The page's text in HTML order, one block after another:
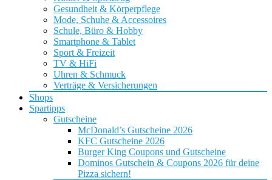
Gesundheit & Körperpflege
Mode, Schuhe & Accessoires
Schule, Büro & Hobby
Smartphone & Tablet
Sport & Freizeit
TV & HiFi
Uhren & Schmuck
Verträge & Versicherungen
Shops
Spartipps
Gutscheine
McDonald’s Gutscheine 2026
KFC Gutscheine 2026
Burger King Coupons und Gutscheine
Dominos Gutschein & Coupons 2026 für deine
Pizza sichern!